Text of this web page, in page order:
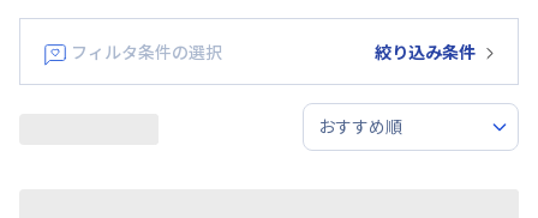
フィルタ条件の選択 絞り込み条件